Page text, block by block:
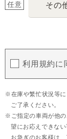
任意 その
利用規約に
在庫や繁忙状況等
ご了承ください。
ご指定の車両が他
望にお応えできない
お急ぎのお客様は